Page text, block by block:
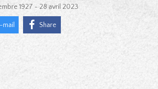
1927 - 28 avril 2023
mail Share